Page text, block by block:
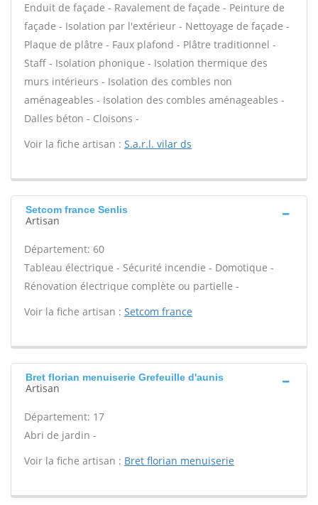
Enduit de façade - Ravalement de façade - Peinture de
façade - Isolation par l'extérieur - Nettoyage de façade -
Plaque de plâtre - Faux plafond - Plâtre traditionnel -
Staff - Isolation phonique - Isolation thermique des
murs intérieurs - Isolation des combles non
aménageables - Isolation des combles aménageables -
Dalles béton - Cloisons -
Voir la fiche artisan : S.a.r.l. vilar ds
Setcom france Senlis
Artisan
Département: 60
Tableau électrique - Sécurité incendie - Domotique -
Rénovation électrique complète ou partielle -
Voir la fiche artisan : Setcom france
Bret florian menuiserie Grefeuille d'aunis
Artisan
Département: 17
Abri de jardin -
Voir la fiche artisan : Bret florian menuiserie